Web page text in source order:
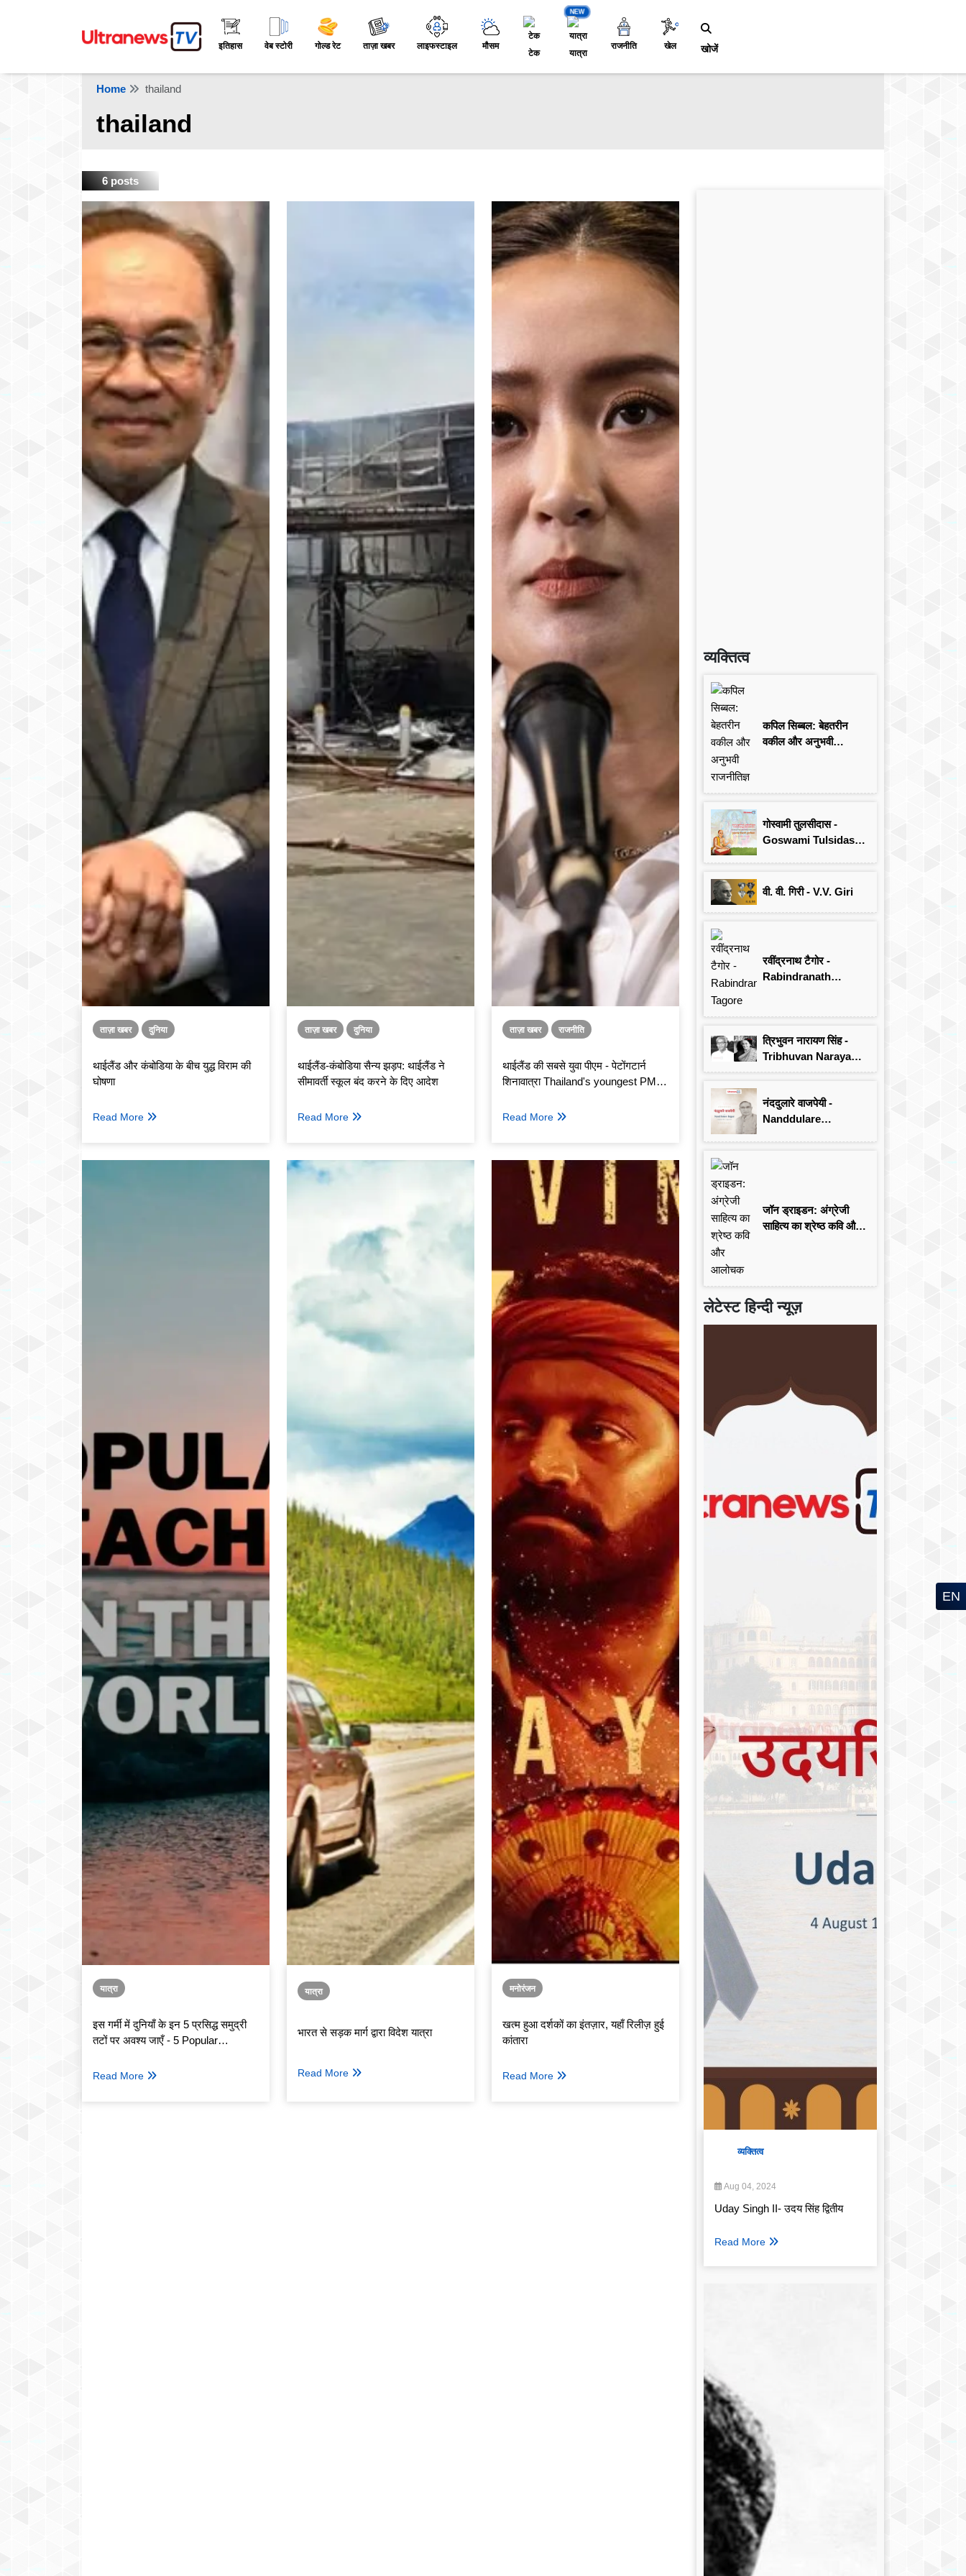
इतिहास वेब स्टोरी गोल्ड रेट ताज़ा खबर लाइफस्टाइल मौसम
टेक
NEW
यात्रा
राजनीति खेल खोजें
Home thailand
thailand
6 posts
ताज़ा खबर दुनिया
थाईलैंड और कंबोडिया के बीच युद्ध विराम की
घोषणा
Read More
ताज़ा खबर दुनिया
थाईलैंड-कंबोडिया सैन्य झड़प: थाईलैंड ने
सीमावर्ती स्कूल बंद करने के दिए आदेश
Read More
ताज़ा खबर राजनीति
थाईलैंड की सबसे युवा पीएम - पेटोंगटार्न
शिनावात्रा Thailand's youngest PM -
Read More
यात्रा
इस गर्मी में दुनियाँ के इन 5 प्रसिद्ध समुद्री
तटों पर अवश्य जाएँ - 5 Popular
Read More
यात्रा
भारत से सड़क मार्ग द्वारा विदेश यात्रा
Read More
मनोरंजन
खत्म हुआ दर्शकों का इंतज़ार, यहाँ रिलीज़ हुई
कांतारा
Read More
व्यक्तित्व
कपिल सिब्बल: बेहतरीन
वकील और अनुभवी
गोस्वामी तुलसीदास -
Goswami Tulsidas:
वी. वी. गिरी - V.V. Giri
रवींद्रनाथ टैगोर -
Rabindranath
त्रिभुवन नारायण सिंह -
Tribhuvan Narayan
Singh
नंददुलारे वाजपेयी -
Nanddulare
जॉन ड्राइडन: अंग्रेजी
साहित्य का श्रेष्ठ कवि और
लेटेस्ट हिन्दी न्यूज़
व्यक्तित्व
Aug 04, 2024
Uday Singh II- उदय सिंह द्वितीय
Read More
EN